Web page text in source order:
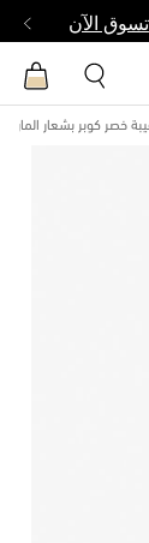
تسوق الآن
خصر كوبر بشعار الماركة